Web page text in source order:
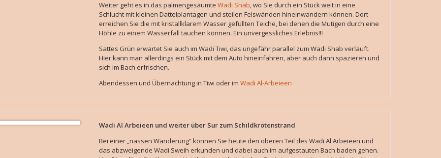
Weiter geht es in das palmengesäumte Wadi Shab, wo Sie durch ein Stück weit in eine
Schlucht mit kleinen Dattelplantagen und steilen Felswänden hineinwandern können. Dort
erreichen Sie die mit kristallklarem Wasser gefüllten Teiche, bei denen die Mutigen durch eine
Höhle zu einem Wasserfall tauchen können. Ein unvergessliches Erlebnis!!!
Sattes Grün erwartet Sie auch im Wadi Tiwi, das ungefähr parallel zum Wadi Shab verläuft.
Hier kann man allerdings ein Stück mit dem Auto hineinfahren, aber auch dann spazieren und
sich im Bach erfrischen.
Abendessen und Übernachtung in Tiwi oder im Wadi Al-Arbeieen
Wadi Al Arbeieen und weiter über Sur zum Schildkrötenstrand
Bei einer „nassen Wanderung“ können Sie heute den oberen Teil des Wadi Al Arbeieen und
das abzweigende Wadi Sweih erkunden und dabei auch im aufgestauten Bach baden gehen.